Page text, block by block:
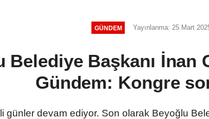
GÜNDEM Yayınlanma: 25 Mart
Belediye Başkanı İnan
Gündem: Kongre
günler devam ediyor. Son olarak Beyoğlu